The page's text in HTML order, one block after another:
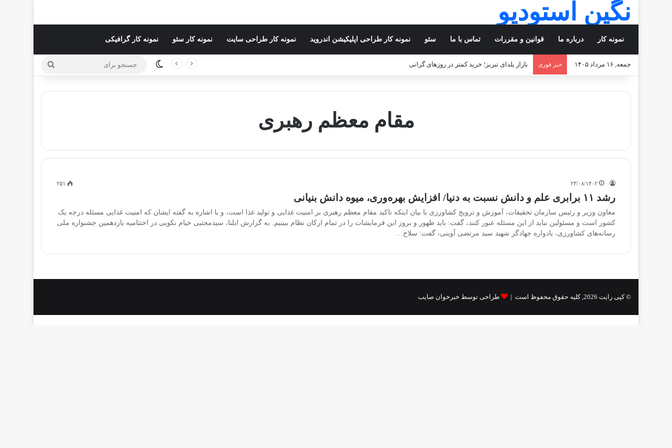
نگین استودیو
نمونه کار درباره ما قوانین و مقررات تماس با ما سئو نمونه کار طراحی اپلیکیشن اندروید نمونه کار طراحی سایت نمونه کار سئو نمونه کار گرافیکی
جمعه, ۱۶ مرداد ۱۴۰۵ خبر فوری بازار یلدای تبریز؛ خرید کمتر در روزهای گرانی تغییر پوسته جستجو
مقام معظم رهبری
۲۳/۰۸/۱۴۰۲ ۲۵۱
رشد ۱۱ برابری علم و دانش نسبت به دنیا/ افزایش بهره‌وری، میوه دانش بنیانی
معاون وزیر و رئیس سازمان تحقیقات، آموزش و ترویج کشاورزی با بیان اینکه تاکید مقام معظم رهبری بر امنیت غذایی و تولید غذا است، و با اشاره به گفته ایشان که امنیت غذایی مسئله درجه یک
کشور است و مسئولین نباید از این مسئله عبور کنند، گفت: باید ظهور و بروز این فرمایشات را در تمام ارکان نظام ببینیم. به گزارش ایلنا، سیدمجتبی خیام نکویی در اختتامیه یازدهمین جشنواره ملی
رسانه‌های کشاورزی، یادواره جهادگر شهید سید مرتضی آوینی، گفت: سلاح…
© کپی رایت 2026, کلیه حقوق محفوظ است | طراحی توسط خبرخوان صایب